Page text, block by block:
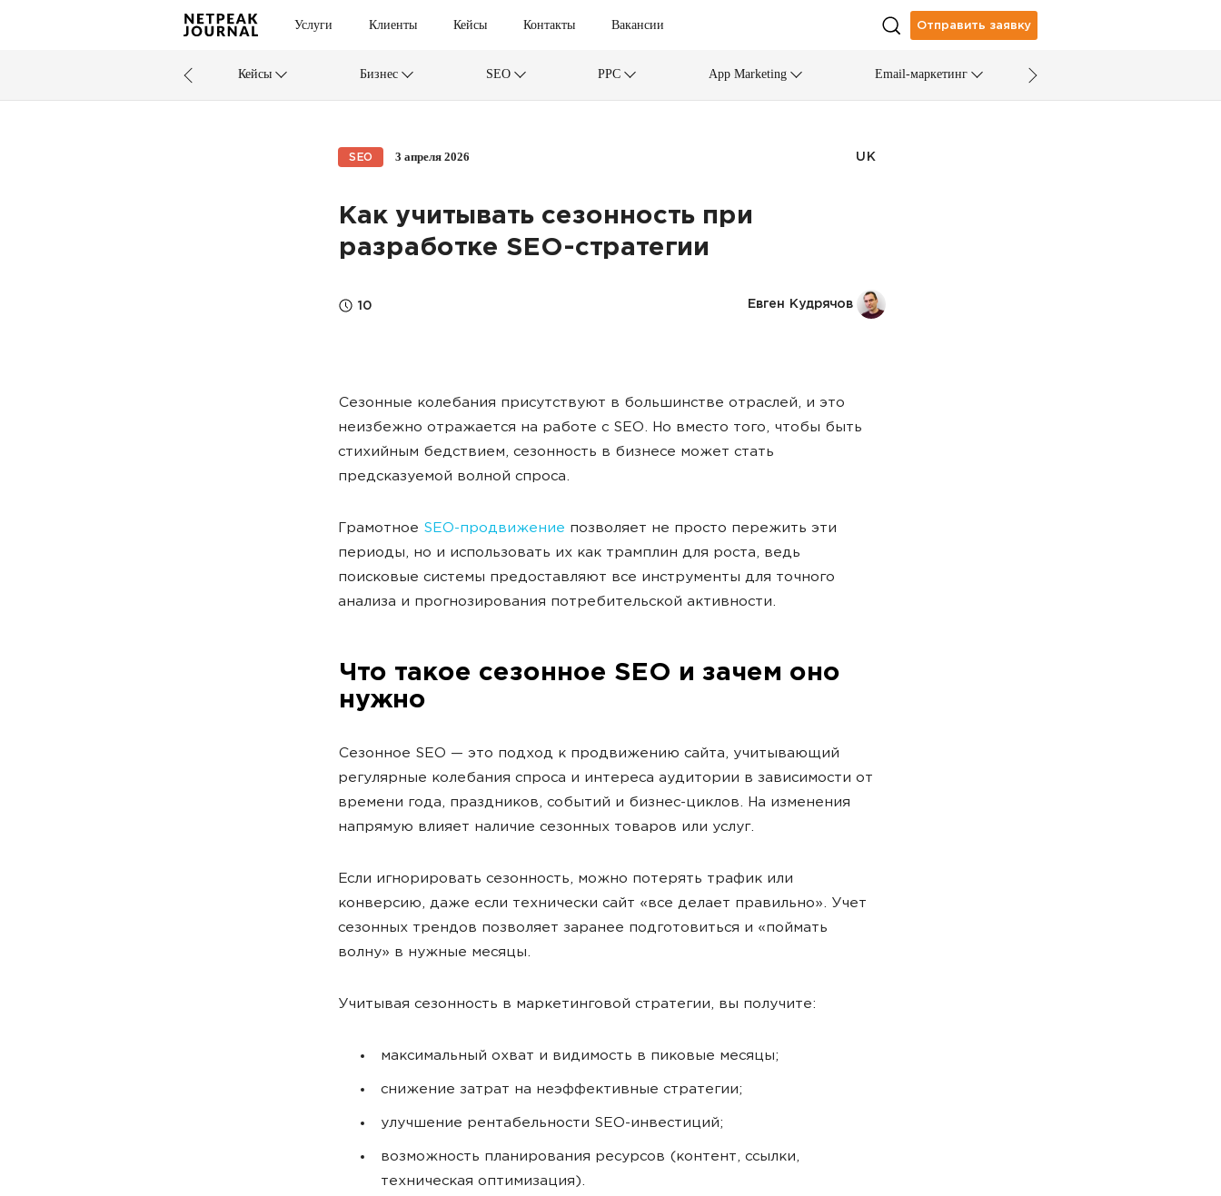
Услуги Клиенты Кейсы Контакты Вакансии Отправить заявку
Кейсы Бизнес SEO PPC App Marketing Email-маркетинг
SEO 3 апреля 2026 UK
Как учитывать сезонность при
разработке SEO-стратегии
10 Евген Кудрячов
Сезонные колебания присутствуют в большинстве отраслей, и это
неизбежно отражается на работе с SEO. Но вместо того, чтобы быть
стихийным бедствием, сезонность в бизнесе может стать
предсказуемой волной спроса.
Грамотное SEO-продвижение позволяет не просто пережить эти
периоды, но и использовать их как трамплин для роста, ведь
поисковые системы предоставляют все инструменты для точного
анализа и прогнозирования потребительской активности.
Что такое сезонное SEO и зачем оно
нужно
Сезонное SEO — это подход к продвижению сайта, учитывающий
регулярные колебания спроса и интереса аудитории в зависимости от
времени года, праздников, событий и бизнес-циклов. На изменения
напрямую влияет наличие сезонных товаров или услуг.
Если игнорировать сезонность, можно потерять трафик или
конверсию, даже если технически сайт «все делает правильно». Учет
сезонных трендов позволяет заранее подготовиться и «поймать
волну» в нужные месяцы.
Учитывая сезонность в маркетинговой стратегии, вы получите:
максимальный охват и видимость в пиковые месяцы;
снижение затрат на неэффективные стратегии;
улучшение рентабельности SEO-инвестиций;
возможность планирования ресурсов (контент, ссылки,
техническая оптимизация).